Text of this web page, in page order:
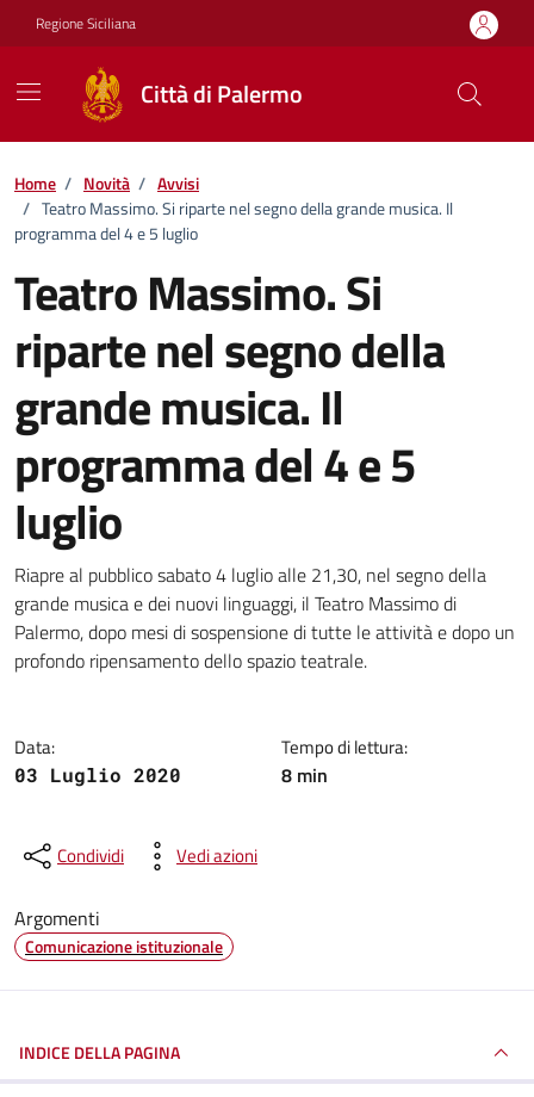
Vai ai contenuti
Vai al footer
Regione Siciliana
Città di Palermo
Home / Novità / Avvisi
/ Teatro Massimo. Si riparte nel segno della grande musica. Il
programma del 4 e 5 luglio
Teatro Massimo. Si
riparte nel segno della
grande musica. Il
programma del 4 e 5
luglio
Dettagli della notizia
Riapre al pubblico sabato 4 luglio alle 21,30, nel segno della
grande musica e dei nuovi linguaggi, il Teatro Massimo di
Palermo, dopo mesi di sospensione di tutte le attività e dopo un
profondo ripensamento dello spazio teatrale.
Data:
03 Luglio 2020
Tempo di lettura:
8 min
Condividi Vedi azioni
Argomenti
Comunicazione istituzionale
INDICE DELLA PAGINA